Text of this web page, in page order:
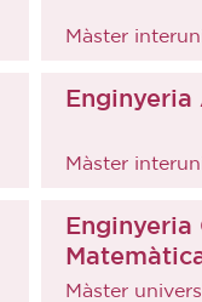
Màster
Màster
Màster